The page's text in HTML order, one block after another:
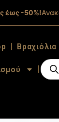
έως -50%!
Βραχιόλια